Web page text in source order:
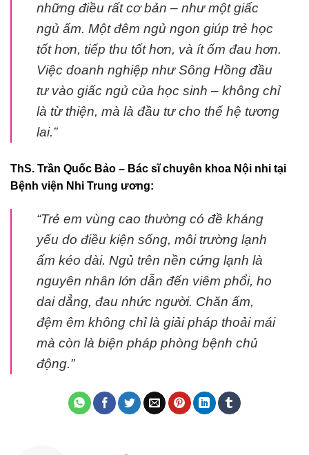
những điều rất cơ bản – như một giấc
ngủ ấm. Một đêm ngủ ngon giúp trẻ học
tốt hơn, tiếp thu tốt hơn, và ít ốm đau hơn.
Việc doanh nghiệp như Sông Hồng đầu
tư vào giấc ngủ của học sinh – không chỉ
là từ thiện, mà là đầu tư cho thế hệ tương
lai.”
ThS. Trần Quốc Bảo – Bác sĩ chuyên khoa Nội nhi tại
Bệnh viện Nhi Trung ương:
“Trẻ em vùng cao thường có đề kháng
yếu do điều kiện sống, môi trường lạnh
ẩm kéo dài. Ngủ trên nền cứng lạnh là
nguyên nhân lớn dẫn đến viêm phổi, ho
dai dẳng, đau nhức người. Chăn ấm,
đệm êm không chỉ là giải pháp thoải mái
mà còn là biện pháp phòng bệnh chủ
động.”